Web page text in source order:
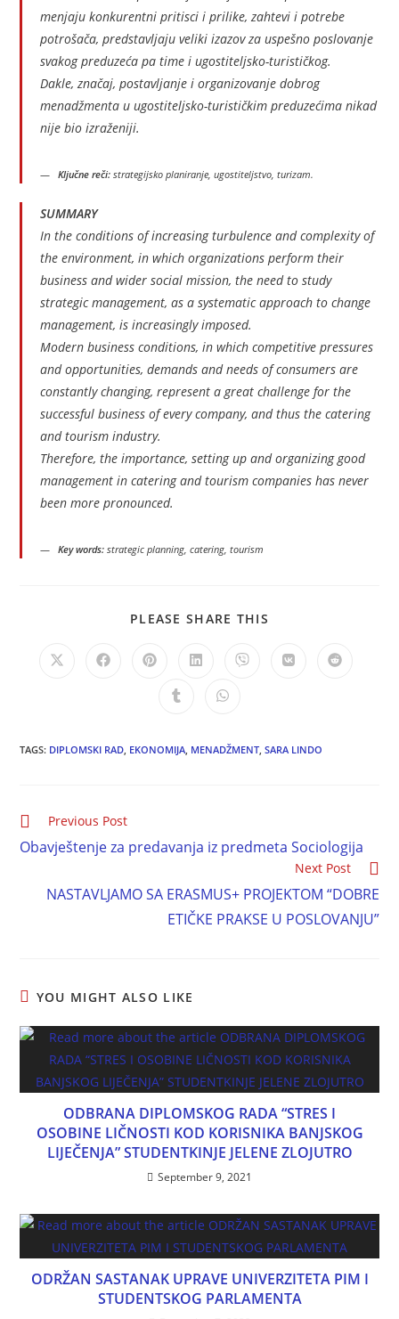
menjaju konkurentni pritisci i prilike, zahtevi i potrebe
potrošača, predstavljaju veliki izazov za uspešno poslovanje
svakog preduzeća pa time i ugostiteljsko-turističkog.
Dakle, značaj, postavljanje i organizovanje dobrog
menadžmenta u ugostiteljsko-turističkim preduzećima nikad
nije bio izraženiji.
Ključne reči: strategijsko planiranje, ugostiteljstvo, turizam.
SUMMARY
In the conditions of increasing turbulence and complexity of
the environment, in which organizations perform their
business and wider social mission, the need to study
strategic management, as a systematic approach to change
management, is increasingly imposed.
Modern business conditions, in which competitive pressures
and opportunities, demands and needs of consumers are
constantly changing, represent a great challenge for the
successful business of every company, and thus the catering
and tourism industry.
Therefore, the importance, setting up and organizing good
management in catering and tourism companies has never
been more pronounced.
Key words: strategic planning, catering, tourism
PLEASE SHARE THIS
TAGS: DIPLOMSKI RAD EKONOMIJA MENADŽMENT SARA LINDO
Previous Post
Obavještenje za predavanja iz predmeta Sociologija
Next Post
NASTAVLJAMO SA ERASMUS+ PROJEKTOM “DOBRE
ETIČKE PRAKSE U POSLOVANJU”
YOU MIGHT ALSO LIKE
ODBRANA DIPLOMSKOG RADA “STRES I
OSOBINE LIČNOSTI KOD KORISNIKA BANJSKOG
LIJEČENJA” STUDENTKINJE JELENE ZLOJUTRO
September 9, 2021
ODRŽAN SASTANAK UPRAVE UNIVERZITETA PIM I
STUDENTSKOG PARLAMENTA